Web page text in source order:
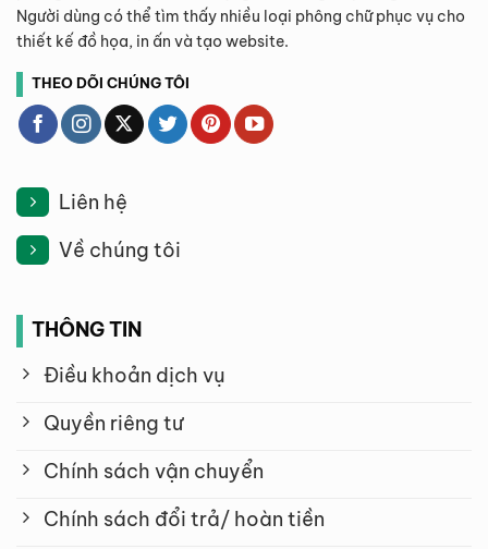
Người dùng có thể tìm thấy nhiều loại phông chữ phục vụ cho
thiết kế đồ họa, in ấn và tạo website.
THEO DÕI CHÚNG TÔI
Liên hệ
Về chúng tôi
THÔNG TIN
Điều khoản dịch vụ
Quyền riêng tư
Chính sách vận chuyển
Chính sách đổi trả/ hoàn tiền